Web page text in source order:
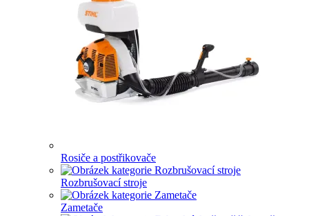
Rosiče a postřikovače
Rozbrušovací stroje
Zametače